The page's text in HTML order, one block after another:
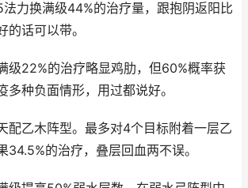
换满级44%的治疗量，跟抱阴返阳比
的话可以带。
22%的治疗略显鸡肋，但60%概率获
多种负面情形，用过都说好。
乙木阵型。最多对4个目标附着一层乙
34.5%的治疗，叠层回血两不误。